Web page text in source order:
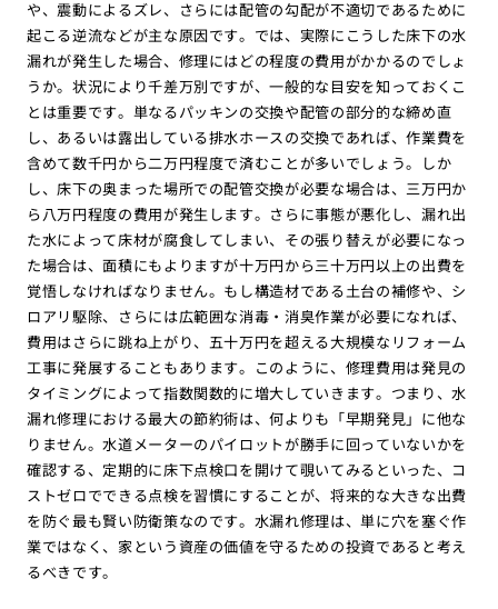
や、震動によるズレ、さらには配管の勾配が不適切であるために
起こる逆流などが主な原因です。では、実際にこうした床下の水
漏れが発生した場合、修理にはどの程度の費用がかかるのでしょ
うか。状況により千差万別ですが、一般的な目安を知っておくこ
とは重要です。単なるパッキンの交換や配管の部分的な締め直
し、あるいは露出している排水ホースの交換であれば、作業費を
含めて数千円から二万円程度で済むことが多いでしょう。しか
し、床下の奥まった場所での配管交換が必要な場合は、三万円か
ら八万円程度の費用が発生します。さらに事態が悪化し、漏れ出
た水によって床材が腐食してしまい、その張り替えが必要になっ
た場合は、面積にもよりますが十万円から三十万円以上の出費を
覚悟しなければなりません。もし構造材である土台の補修や、シ
ロアリ駆除、さらには広範囲な消毒・消臭作業が必要になれば、
費用はさらに跳ね上がり、五十万円を超える大規模なリフォーム
工事に発展することもあります。このように、修理費用は発見の
タイミングによって指数関数的に増大していきます。つまり、水
漏れ修理における最大の節約術は、何よりも「早期発見」に他な
りません。水道メーターのパイロットが勝手に回っていないかを
確認する、定期的に床下点検口を開けて覗いてみるといった、コ
ストゼロでできる点検を習慣にすることが、将来的な大きな出費
を防ぐ最も賢い防衛策なのです。水漏れ修理は、単に穴を塞ぐ作
業ではなく、家という資産の価値を守るための投資であると考え
るべきです。